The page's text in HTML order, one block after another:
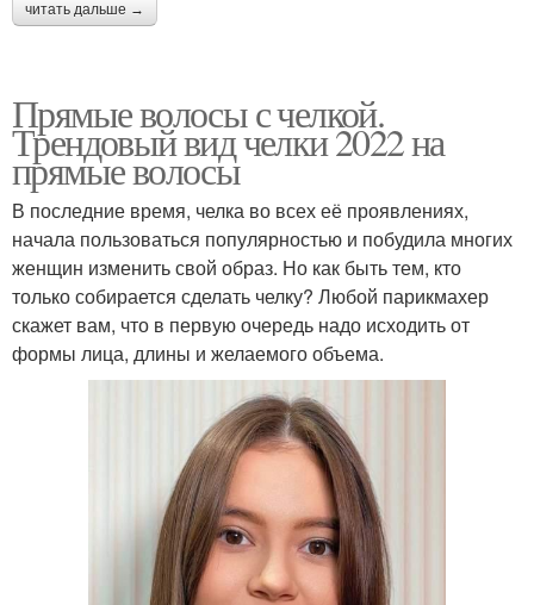
читать дальше →
Прямые волосы с челкой.
Трендовый вид челки 2022 на
прямые волосы
В последние время, челка во всех её проявлениях,
начала пользоваться популярностью и побудила многих
женщин изменить свой образ. Но как быть тем, кто
только собирается сделать челку? Любой парикмахер
скажет вам, что в первую очередь надо исходить от
формы лица, длины и желаемого объема.